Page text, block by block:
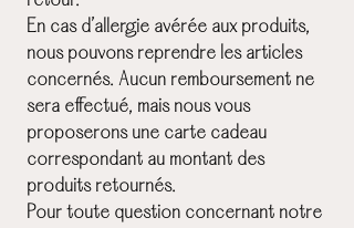
En cas d’allergie avérée aux produits,
nous pouvons reprendre les articles
concernés. Aucun remboursement ne
sera effectué, mais nous vous
proposerons une carte cadeau
correspondant au montant des
produits retournés.
Pour toute question concernant notre